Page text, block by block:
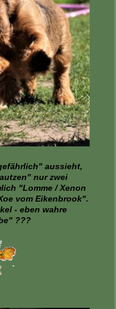
aussieht,
nur zwei
"Lomme / Xenon
vom Eikenbrook".
- eben wahre
???